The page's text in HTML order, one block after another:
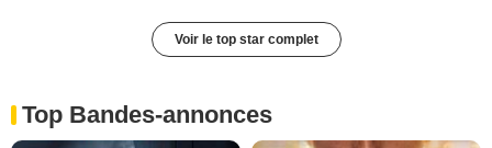
Voir le top star complet
Top Bandes-annonces